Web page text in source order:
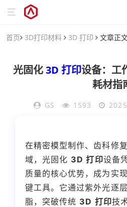
首页 3D打印材料 3D 打印 文章正
光固化3D 打印设备：工
耗材指
GS 1593
在精密模型制作、齿科修
域，光固化 3D 打印设备
质量的核心优势，成为实
键工具。它通过紫外光逐
脂，突破传统 3D 打印技